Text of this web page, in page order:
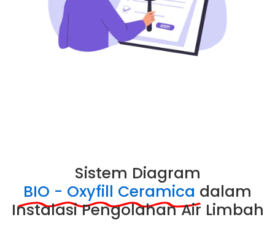
Sistem Diagram
BIO - Oxyfill Ceramica dalam
Instalasi Pengolahan Air Limbah